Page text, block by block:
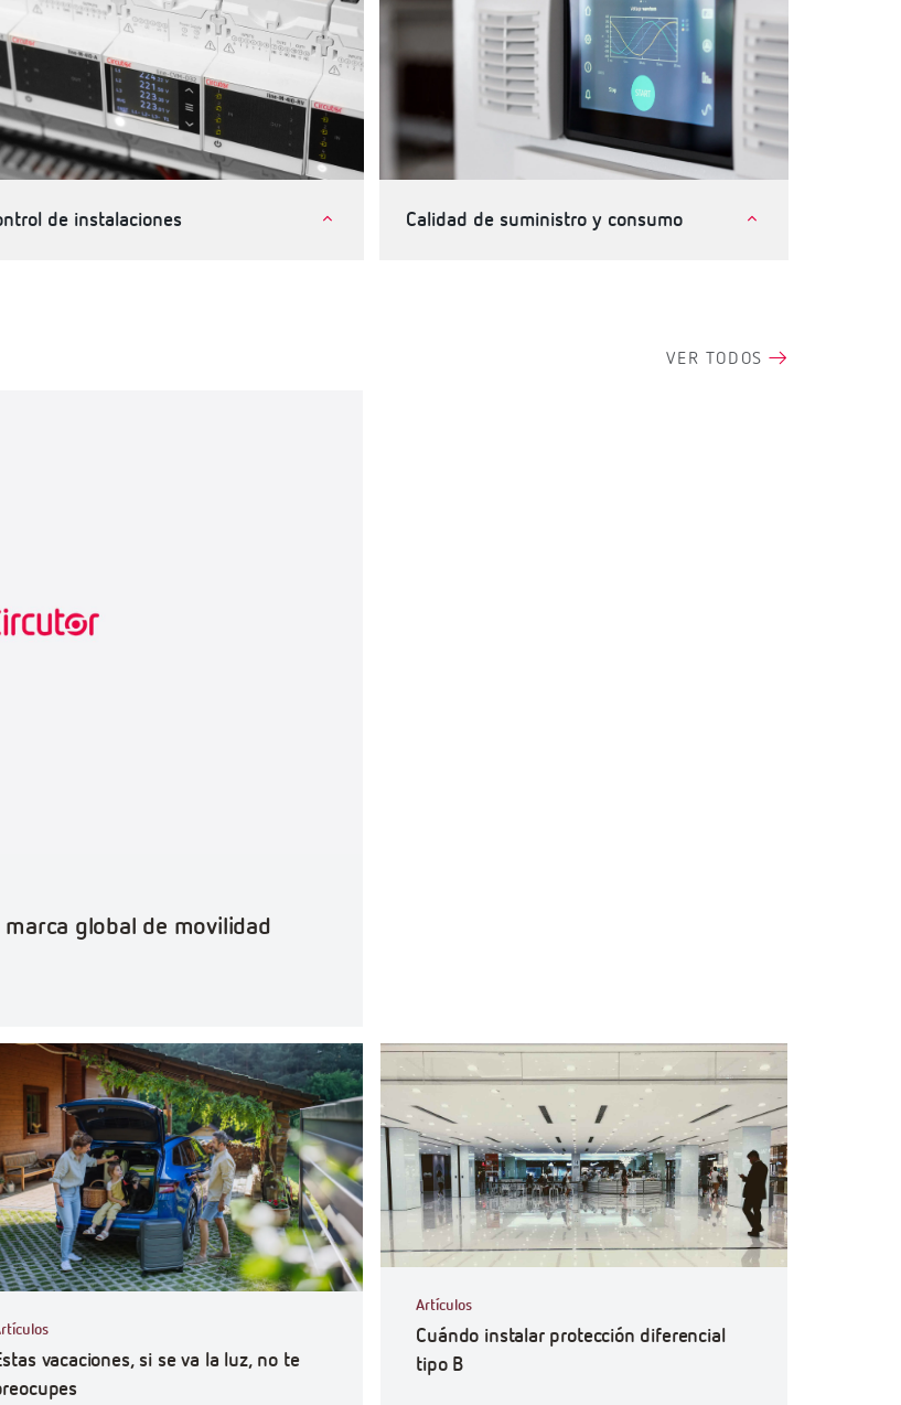
e instalaciones críticas
edificios e infraestructuras Terciario, edificios e infraestructuras
de instalaciones Calidad de suministro y consumo
VER TODOS
global de movilidad
vacaciones, si se va la luz, no te
Artículos
Cuándo instalar protección diferencial
tipo B